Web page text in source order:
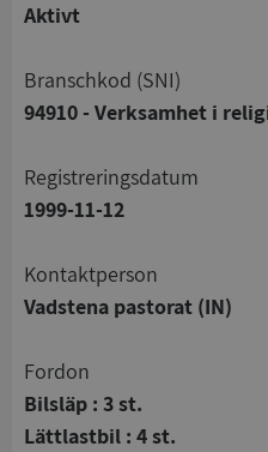
Aktivt
branschkod (SNI)
94910 - Verksamhet i
registreringsdatum
1999-11-12
Kontaktperson
Vadstena pastorat (IN)
Fordon
Bilsläp : 3 st.
Lättlastbil : 4 st.